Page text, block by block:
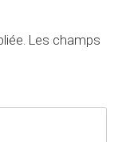
Les champs